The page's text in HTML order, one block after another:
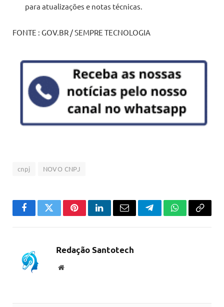
para atualizações e notas técnicas.
FONTE : GOV.BR / SEMPRE TECNOLOGIA
cnpj NOVO CNPJ
FacebookTwitterPinterestLinkedInEmail TelegramWhatsApp
Copiar
Redação Santotech
Website